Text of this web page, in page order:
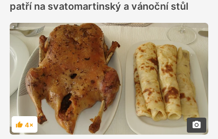
patří na svatomartinský a vánoční stůl
Hodnocení
4×